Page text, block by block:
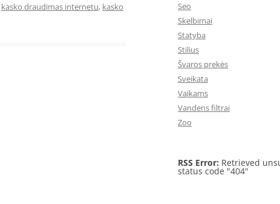
kasko draudimas internetu, kasko
Seo
Skelbimai
Statyba
Stilius
Švaros prekės
Sveikata
Vaikams
Vandens filtrai
Zoo
RSS Error: Retrieved
status code "404"